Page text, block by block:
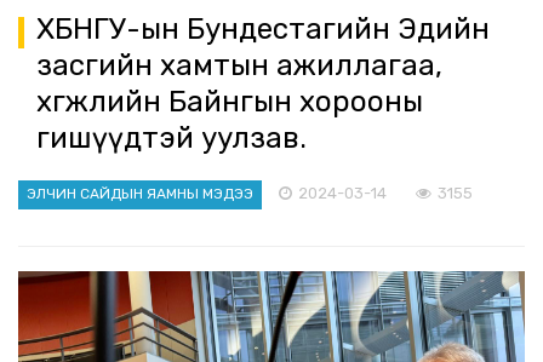
ХБНГУ-ын Бундестагийн Эдийн
засгийн хамтын ажиллагаа,
хөгжлийн Байнгын хорооны
гишүүдтэй уулзав.
ЭЛЧИН САЙДЫН ЯАМНЫ МЭДЭЭ 2024-03-14 3155